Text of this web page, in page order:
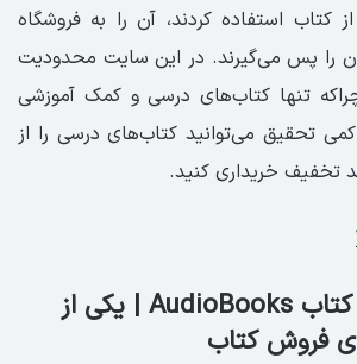
کتاب استفاده کردند، آن را به فروشگاه
را پس می‌گیرند. در این سایت محدودیت
تنها کتاب‌های درسی و کمک آموزشی
کمی تحقیق می‌توانید کتاب‌های درسی را از
فروشگاه آنلاین کتاب AudioBooks | یکی از
فروش کتاب